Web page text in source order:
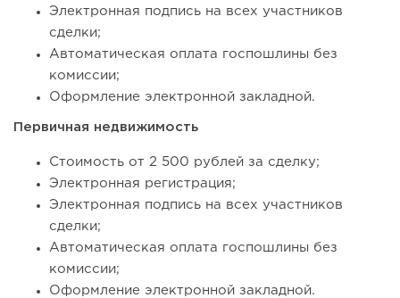
Электронная подпись на всех участников
сделки;
Автоматическая оплата госпошлины без
комиссии;
Оформление электронной закладной.
Первичная недвижимость
Стоимость от 2 500 рублей за сделку;
Электронная регистрация;
Электронная подпись на всех участников
сделки;
Автоматическая оплата госпошлины без
комиссии;
Оформление электронной закладной.